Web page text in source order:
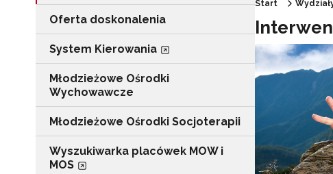
Oferta doskonalenia
System Kierowania
Młodzieżowe Ośrodki
Wychowawcze
Młodzieżowe Ośrodki Socjoterapii
Wyszukiwarka placówek MOW i
MOS
Start